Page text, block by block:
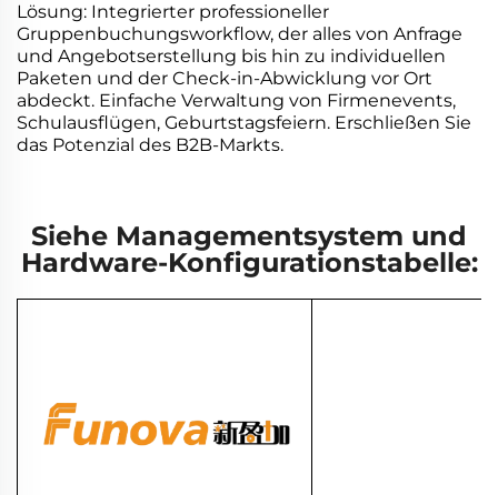
Lösung: Integrierter professioneller
Gruppenbuchungsworkflow, der alles von Anfrage
und Angebotserstellung bis hin zu individuellen
Paketen und der Check-in-Abwicklung vor Ort
abdeckt. Einfache Verwaltung von Firmenevents,
Schulausflügen, Geburtstagsfeiern. Erschließen Sie
das Potenzial des B2B-Markts.
Siehe Managementsystem und
Hardware-Konfigurationstabelle: